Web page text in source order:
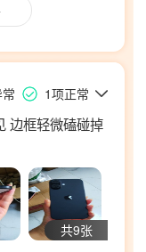
1项正常
边框轻微磕碰掉
共9张